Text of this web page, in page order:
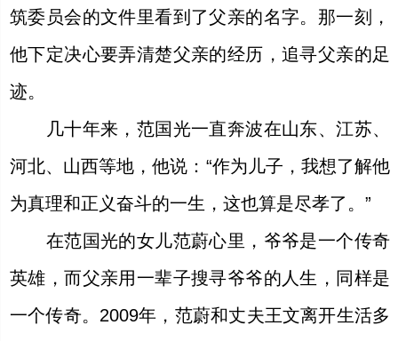
筑委员会的文件里看到了父亲的名字。那一刻，
他下定决心要弄清楚父亲的经历，追寻父亲的足
迹。
几十年来，范国光一直奔波在山东、江苏、
河北、山西等地，他说：“作为儿子，我想了解他
为真理和正义奋斗的一生，这也算是尽孝了。”
在范国光的女儿范蔚心里，爷爷是一个传奇
英雄，而父亲用一辈子搜寻爷爷的人生，同样是
一个传奇。2009年，范蔚和丈夫王文离开生活多